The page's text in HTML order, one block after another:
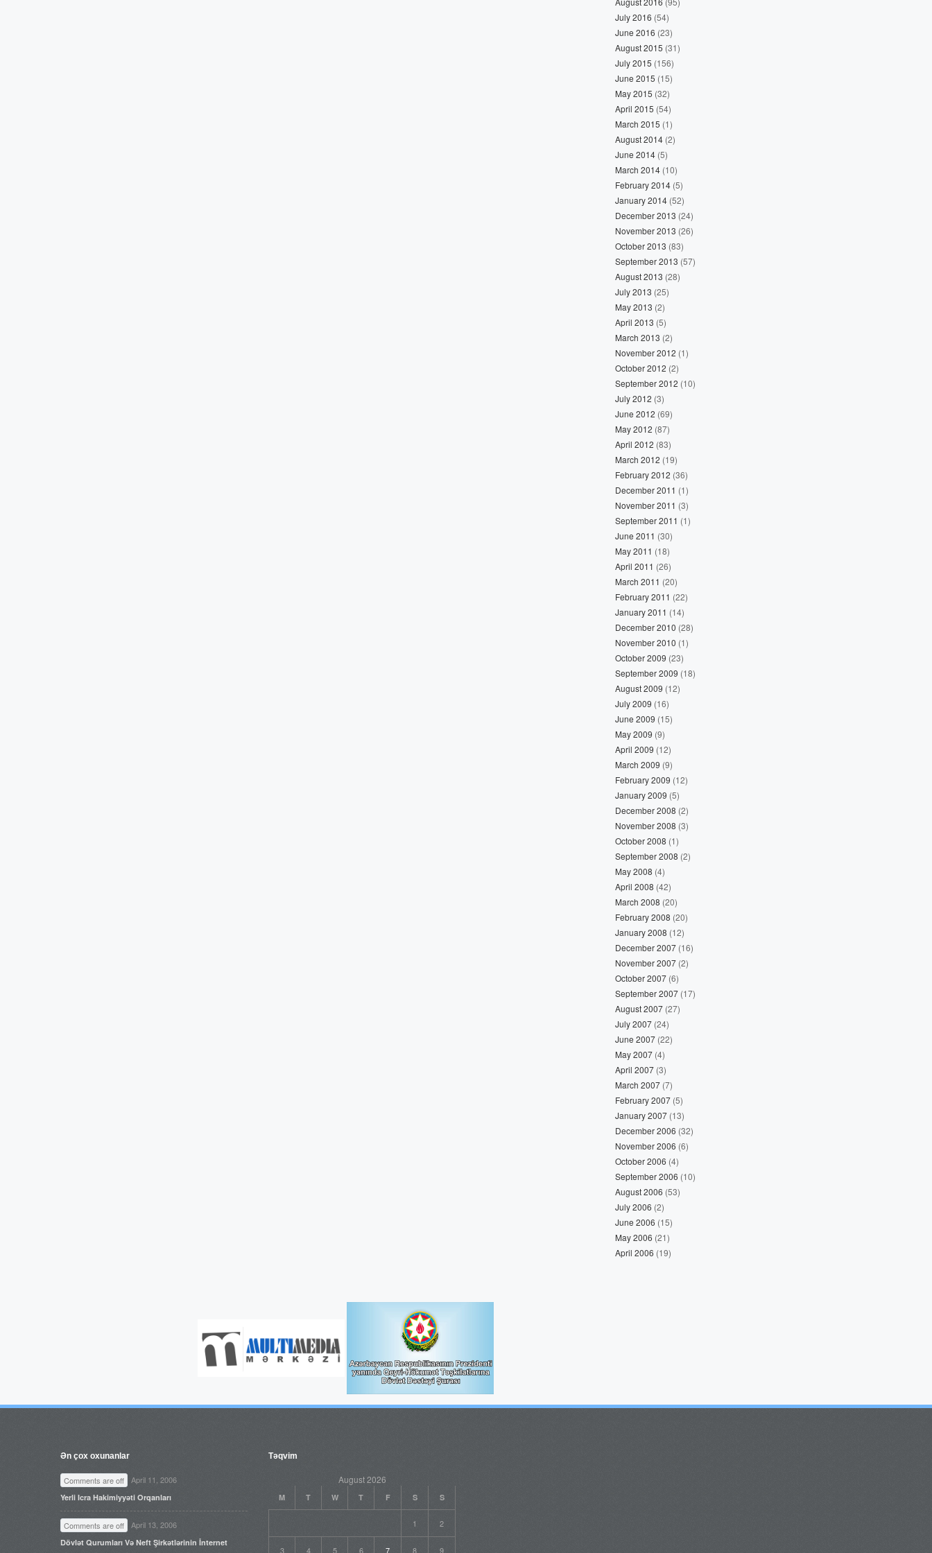
July 2016 (54)
June 2016 (23)
August 2015 (31)
July 2015 (156)
June 2015 (15)
May 2015 (32)
April 2015 (54)
March 2015 (1)
August 2014 (2)
June 2014 (5)
March 2014 (10)
February 2014 (5)
January 2014 (52)
December 2013 (24)
November 2013 (26)
October 2013 (83)
September 2013 (57)
August 2013 (28)
July 2013 (25)
May 2013 (2)
April 2013 (5)
March 2013 (2)
November 2012 (1)
October 2012 (2)
September 2012 (10)
July 2012 (3)
June 2012 (69)
May 2012 (87)
April 2012 (83)
March 2012 (19)
February 2012 (36)
December 2011 (1)
November 2011 (3)
September 2011 (1)
June 2011 (30)
May 2011 (18)
April 2011 (26)
March 2011 (20)
February 2011 (22)
January 2011 (14)
December 2010 (28)
November 2010 (1)
October 2009 (23)
September 2009 (18)
August 2009 (12)
July 2009 (16)
June 2009 (15)
May 2009 (9)
April 2009 (12)
March 2009 (9)
February 2009 (12)
January 2009 (5)
December 2008 (2)
November 2008 (3)
October 2008 (1)
September 2008 (2)
May 2008 (4)
April 2008 (42)
March 2008 (20)
February 2008 (20)
January 2008 (12)
December 2007 (16)
November 2007 (2)
October 2007 (6)
September 2007 (17)
August 2007 (27)
July 2007 (24)
June 2007 (22)
May 2007 (4)
April 2007 (3)
March 2007 (7)
February 2007 (5)
January 2007 (13)
December 2006 (32)
November 2006 (6)
October 2006 (4)
September 2006 (10)
August 2006 (53)
July 2006 (2)
June 2006 (15)
May 2006 (21)
April 2006 (19)
Ən çox oxunanlar
Comments are off April 11, 2006
Yerli Icra Hakimiyyəti Orqanları
Comments are off April 13, 2006
Dövlət Qurumları Və Neft Şirkətlərinin İnternet
Təqvim
August 2026
M T W T F S S
1 2
3 4 5 6 7 8 9